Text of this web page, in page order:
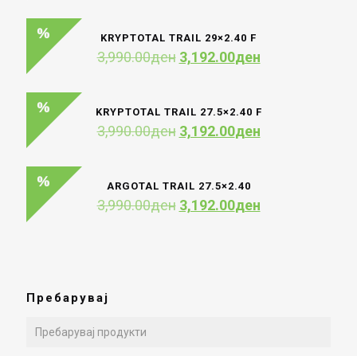
KRYPTOTAL TRAIL 29×2.40 F
3,990.00ден Original
3,192.00денCurrent
KRYPTOTAL TRAIL 27.5×2.40 F
3,990.00ден Original
3,192.00денCurrent
ARGOTAL TRAIL 27.5×2.40
3,990.00ден Original
3,192.00денCurrent
Пребарувај